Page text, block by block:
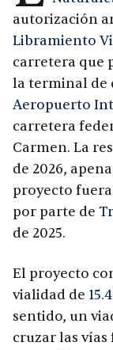
autorización
Libramiento
carretera que
la terminal de
Aeropuerto
carretera
Carmen. La
de 2026,
proyecto
por parte de
de 2025.
El proyecto
vialidad de
sentido, un
cruzar las